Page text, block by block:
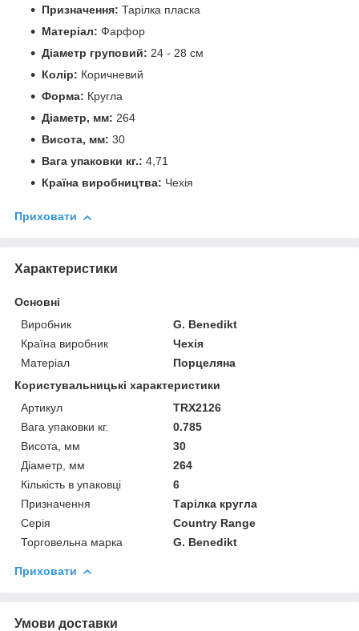
Призначення: Тарілка пласка
Матеріал: Фарфор
Діаметр груповий: 24 - 28 см
Колір: Коричневий
Форма: Кругла
Діаметр, мм: 264
Висота, мм: 30
Вага упаковки кг.: 4,71
Країна виробництва: Чехія
Приховати
Характеристики
Основні
Виробник
G. Benedikt
Країна виробник
Чехія
Матеріал
Порцеляна
Користувальницькі характеристики
Артикул
TRX2126
Вага упаковки кг.
0.785
Висота, мм
30
Діаметр, мм
264
Кількість в упаковці
6
Призначення
Тарілка кругла
Серія
Country Range
Торговельна марка
G. Benedikt
Приховати
Умови доставки